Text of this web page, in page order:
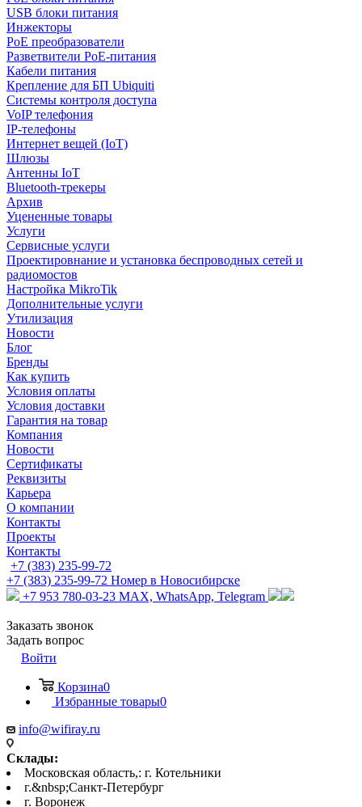
USB блоки питания
Инжекторы
PoE преобразователи
Разветвители PoE-питания
Кабели питания
Крепление для БП Ubiquiti
Системы контроля доступа
VoIP телефония
IP-телефоны
Интернет вещей (IoT)
Шлюзы
Антенны IoT
Bluetooth-трекеры
Архив
Уцененные товары
Услуги
Сервисные услуги
Проектировнание и установка беспроводных сетей и
радиомостов
Настройка MikroTik
Дополнительные услуги
Утилизация
Новости
Блог
Бренды
Как купить
Условия оплаты
Условия доставки
Гарантия на товар
Компания
Новости
Сертификаты
Реквизиты
Карьера
О компании
Контакты
Проекты
Контакты
+7 (383) 235-99-72
+7 (383) 235-99-72 Номер в Новосибирске
+7 953 780-03-23 MAX, WhatsApp, Telegram
Заказать звонок
Задать вопрос
Войти
Корзина0
Избранные товары0
info@wifiray.ru
Склады:
Московская область,: г. Котельники
г.&nbsp;Санкт-Петербург
г. Воронеж